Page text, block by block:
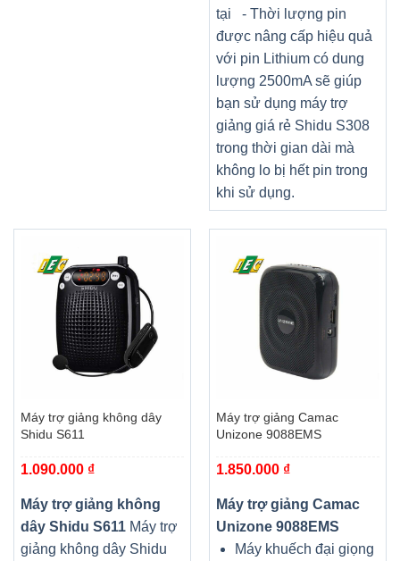
tại - Thời lượng pin
được nâng cấp hiệu quả
với pin Lithium có dung
lượng 2500mA sẽ giúp
bạn sử dụng máy trợ
giảng giá rẻ Shidu S308
trong thời gian dài mà
không lo bị hết pin trong
khi sử dụng.
Máy trợ giảng không dây
Shidu S611
1.090.000 ₫
Máy trợ giảng không
dây Shidu S611Máy trợ
giảng không dây Shidu
Máy trợ giảng Camac
Unizone 9088EMS
1.850.000 ₫
Máy trợ giảng Camac
Unizone 9088EMS
Máy khuếch đại giọng